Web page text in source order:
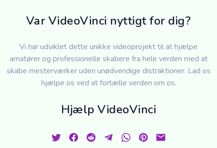
Var VideoVinci nyttigt for dig?
Vi har udviklet dette unikke videoprojekt til at hjælpe
amatører og professionelle skabere fra hele verden med at
skabe mesterværker uden unødvendige distraktioner. Lad os
hjælpe os ved at fortælle verden om os.
Hjælp VideoVinci